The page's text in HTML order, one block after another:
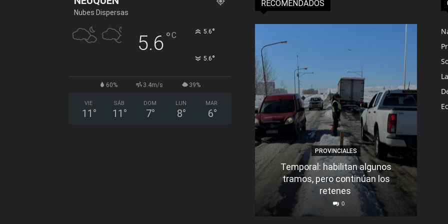
Nubes Dispersas
5.6°C 5.6°
5.6°
60% 3.4m/s 39%
VIE
11 °
SÁB
11 °
DOM
7°
LUN
8°
MAR
6°
RECOMENDADOS
PROVINCIALES
Temporal: habilitan algunos
tramos, pero continúan los
retenes
0